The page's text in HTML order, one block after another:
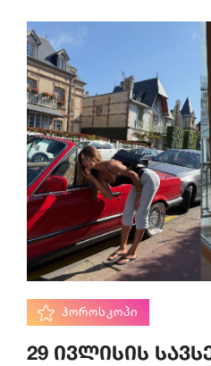
ᲰᲝᲠᲝᲡᲙᲝᲞᲘ
29 ივლისის